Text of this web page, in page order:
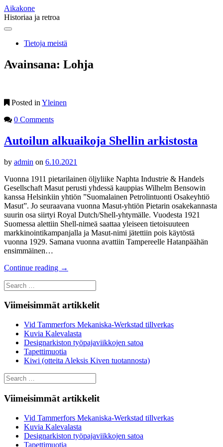
Aikakone
Historiaa ja retroa
Main
Skip
contentTietoja meistä
Avainsana: Lohja
Posted in Yleinen
0 Comments
Autoilun alkuaikoja Shellin arkistosta
by admin on 6.10.2021
Vuonna 1911 pietarilainen öljyliike Naphta Industrie & Handels
Gesellschaft Masut perusti yhdessä kauppias Wilhelm Bensowin
kanssa Helsinkiin yhtiön ”Suomalainen Petrolintuonti Osakeyhtiö
Masut”. Jo seuraavana vuonna Masut-yhtiön Pietarin osakekannasta
suurin osa siirtyi Royal Dutch/Shell-yhtymälle. Vuodesta 1921
Suomessa alettiin Shell-nimeä saattaa yleiseen tietoisuuteen
markkinointikampanjalla ja Masut-nimi jätettiin pois käytöstä
vuonna 1929. Samana vuonna avattiin Tampereelle Hatanpäähän
ensimmäinen…
Continue reading →
Search
for:
Viimeisimmät artikkelit
Vid Tammerfors Mekaniska-Werkstad tillverkas
Kuvia Kalevalasta
Designarkiston työpajaviikkojen satoa
Tapettimuotia
Kiwi (otteita Aleksis Kiven tuotannosta)
Search
for:
Viimeisimmät artikkelit
Vid Tammerfors Mekaniska-Werkstad tillverkas
Kuvia Kalevalasta
Designarkiston työpajaviikkojen satoa
Tapettimuotia